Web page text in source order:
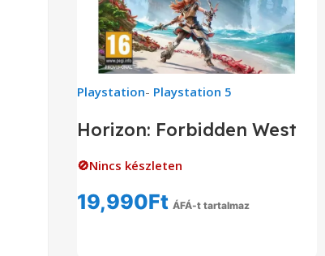
Playstation- Playstation 5
Horizon: Forbidden West
🚫Nincs készleten
19,990Ft ÁFÁ-t tartalmaz